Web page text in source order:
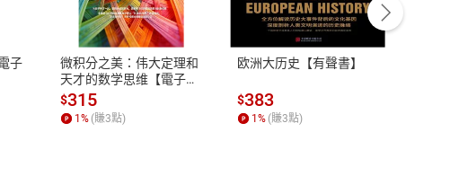
日猶豫期
依商品性
說明請參
服務時間：週一到週五 10:00-12:00、
13:00-17:00 (國定假日及例假日休息)
客服電話：0080-1857077
子
微积分之美：伟大定理和
天才的数学思维【電子
書】
$315
1% (賺3點)
欧洲大历史【有聲書】
$383
1% (賺3點)